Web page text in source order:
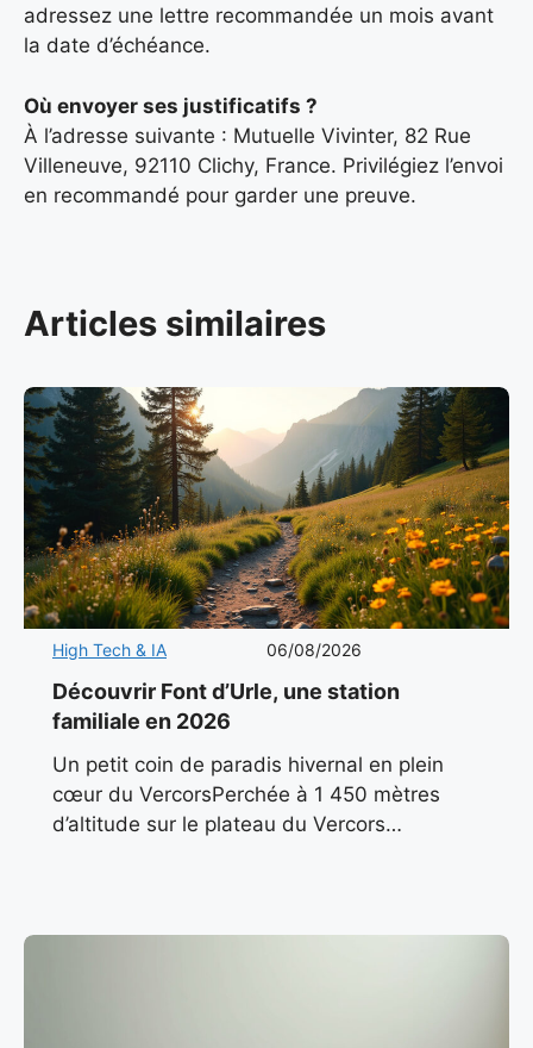
adressez une lettre recommandée un mois avant
la date d’échéance.
Où envoyer ses justificatifs ?
À l’adresse suivante : Mutuelle Vivinter, 82 Rue
Villeneuve, 92110 Clichy, France. Privilégiez l’envoi
en recommandé pour garder une preuve.
Articles similaires
High Tech & IA 06/08/2026
Découvrir Font d’Urle, une station
familiale en 2026
Un petit coin de paradis hivernal en plein
cœur du VercorsPerchée à 1 450 mètres
d’altitude sur le plateau du Vercors